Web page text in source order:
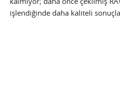
işlendiğinde daha kaliteli